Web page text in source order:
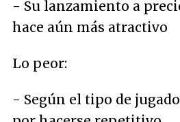
- Su lanzamiento a
hace aún más atractivo
Lo peor:
- Según el tipo de